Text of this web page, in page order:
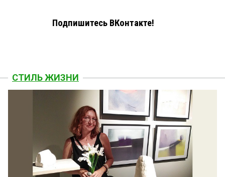
Подпишитесь ВКонтакте!
СТИЛЬ ЖИЗНИ